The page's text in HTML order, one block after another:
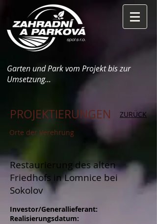
Garten und Park vom Projekt bis zur
Umsetzung...
Orte der Verehrung
ZURÜCK
PROJEKTIERUNGEN
Restaurierung des alten
Friedhofs in Lomnice bei
Sokolov
Investor/Generallieferant:
Realisierungsdatum: